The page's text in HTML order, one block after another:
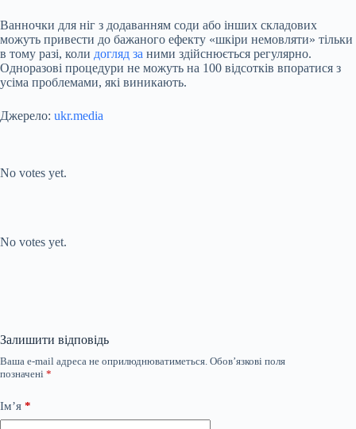
Ванночки для ніг з додаванням соди або інших складових
можуть привести до бажаного ефекту «шкіри немовляти» тільки
в тому разі, коли догляд за ними здійснюється регулярно.
Одноразові процедури не можуть на 100 відсотків впоратися з
усіма проблемами, які виникають.
Джерело: ukr.media
No votes yet.
No votes yet.
Залишити відповідь
Ваша e-mail адреса не оприлюднюватиметься. Обов’язкові поля
позначені *
Ім’я *